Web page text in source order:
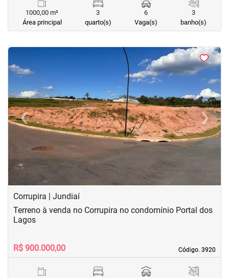
1000,00 m²
Área principal
3
quarto(s)
6
Vaga(s)
3
banho(s)
<
‹Previous ›Next
Corrupira | Jundiaí
Código. 3920
Código. 3920
Terreno à venda no Corrupira no condomínio Portal dos
Lagos
R$ 900.000,00